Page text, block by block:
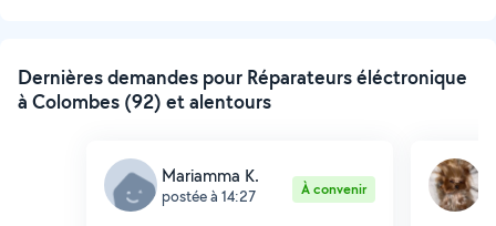
Dernières demandes pour Réparateurs éléctronique
à Colombes (92) et alentours
Mariamma K.
postée à 14:27 À convenir